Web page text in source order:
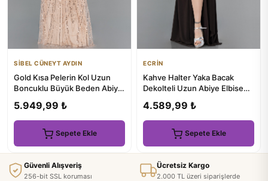
SİBEL CÜNEYT AYDIN
Gold Kısa Pelerin Kol Uzun
Boncuklu Büyük Beden Abiye
5.949,99 ₺
Sepete Ekle
ECRİN
Kahve Halter Yaka Bacak
Dekolteli Uzun Abiye Elbise
4.589,99 ₺
Sepete Ekle
Güvenli Alışveriş
256-bit SSL koruması
Ücretsiz Kargo
2.000 TL üzeri siparişlerde